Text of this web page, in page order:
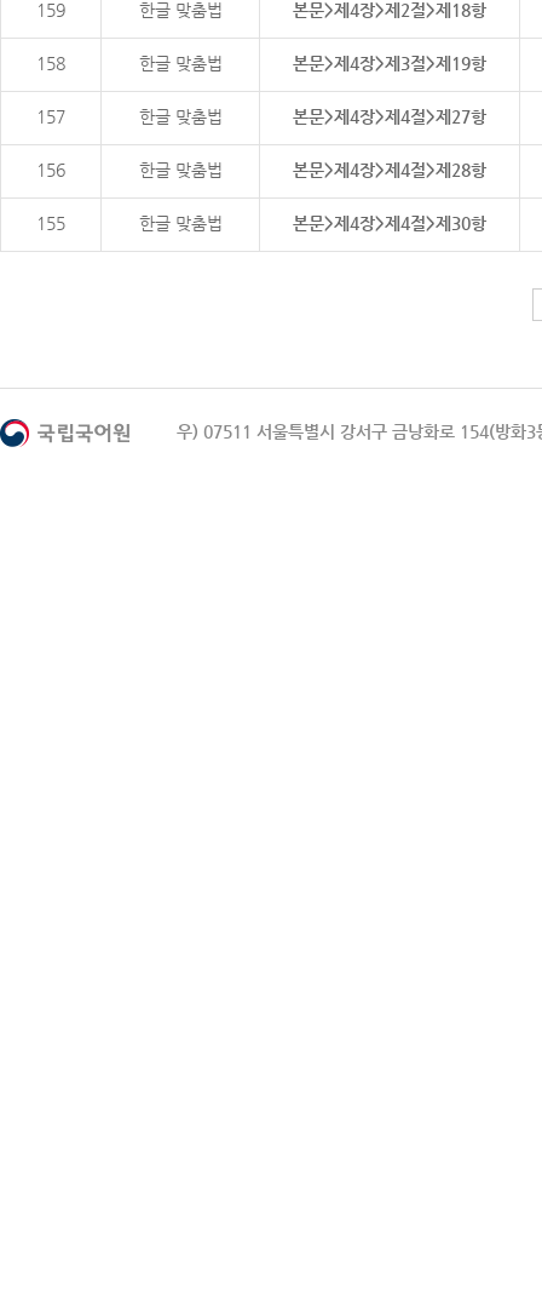
159 한글 맞춤법 본문>제4장>제2절>제18항
158 한글 맞춤법 본문>제4장>제3절>제19항
157 한글 맞춤법 본문>제4장>제4절>제27항
156 한글 맞춤법 본문>제4장>제4절>제28항
155 한글 맞춤법 본문>제4장>제4절>제30항
우) 07511 서울특별시 강서구 금낭화로 154(방화3